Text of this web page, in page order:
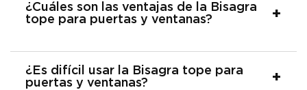
¿Cuáles son las ventajas de la Bisagra
tope para puertas y ventanas?
¿Es difícil usar la Bisagra tope para
puertas y ventanas?